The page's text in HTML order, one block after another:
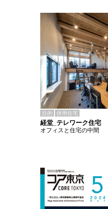
目的 併用住宅
経堂_テレワーク住宅
オフィスと住宅の中間